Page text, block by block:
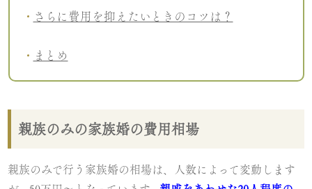
さらに費用を抑えたいときのコツは？
まとめ
親族のみの家族婚の費用相場
親族のみで行う家族婚の相場は、人数によって変動します